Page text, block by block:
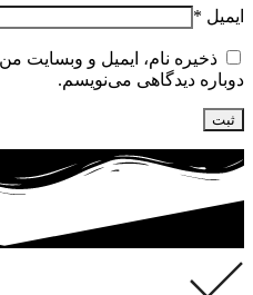
ایمیل *
ذخیره نام، ایمیل و وبسایت
دوباره دیدگاهی می‌نویسم.